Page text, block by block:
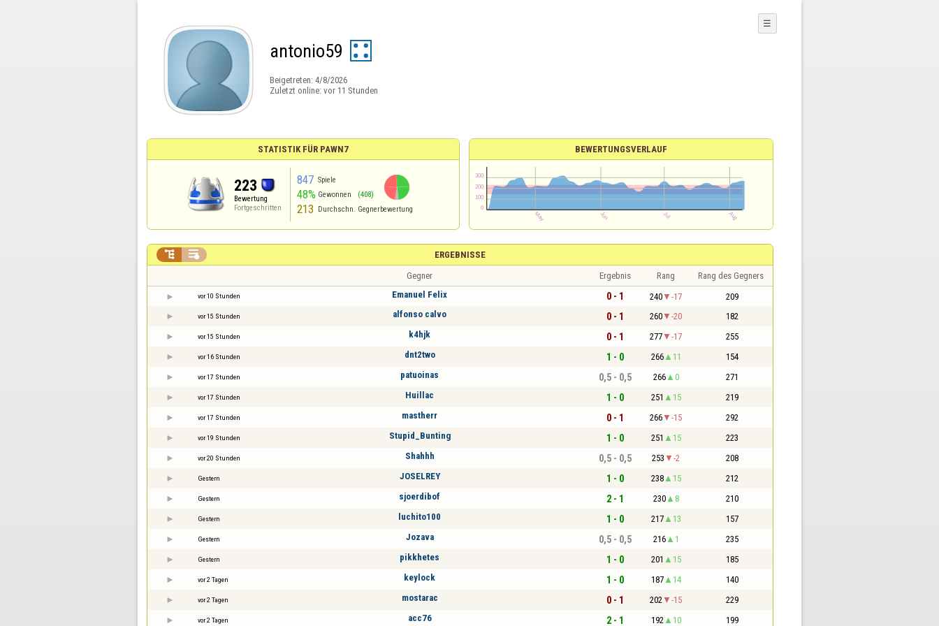
antonio59
Beigetreten: 4/8/2026
Zuletzt online: vor 11 Stunden
☰
STATISTIK FÜR PAWN7
223
Bewertung
Fortgeschritten
847 Spiele
48% Gewonnen (408)
213 Durchschn. Gegnerbewertung
BEWERTUNGSVERLAUF
ERGEBNISSE
 
Gegner Ergebnis Rang Rang des Gegners
vor 10 Stunden Emanuel Felix 0 - 1 240 -17 209
vor 15 Stunden alfonso calvo 0 - 1 260 -20 182
vor 15 Stunden k4hjk 0 - 1 277 -17 255
vor 16 Stunden dnt2two 1 - 0 266 11 154
vor 17 Stunden patuoinas 0,5 - 0,5 266 0 271
vor 17 Stunden Huillac 1 - 0 251 15 219
vor 17 Stunden mastherr 0 - 1 266 -15 292
vor 19 Stunden Stupid_Bunting 1 - 0 251 15 223
vor 20 Stunden Shahhh 0,5 - 0,5 253 -2 208
Gestern JOSELREY 1 - 0 238 15 212
Gestern sjoerdibof 2 - 1 230 8 210
Gestern luchito100 1 - 0 217 13 157
Gestern Jozava 0,5 - 0,5 216 1 235
Gestern pikkhetes 1 - 0 201 15 185
vor 2 Tagen keylock 1 - 0 187 14 140
vor 2 Tagen mostarac 0 - 1 202 -15 229
vor 2 Tagen acc76 2 - 1 192 10 199